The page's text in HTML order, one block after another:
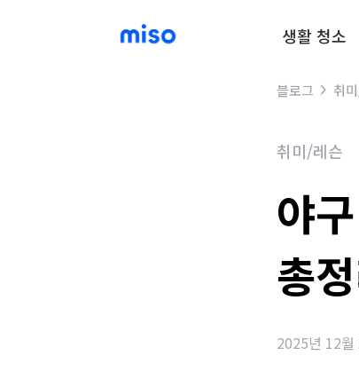
생활 청소
블로그 취
취미/레슨
야
총
2025년 12월